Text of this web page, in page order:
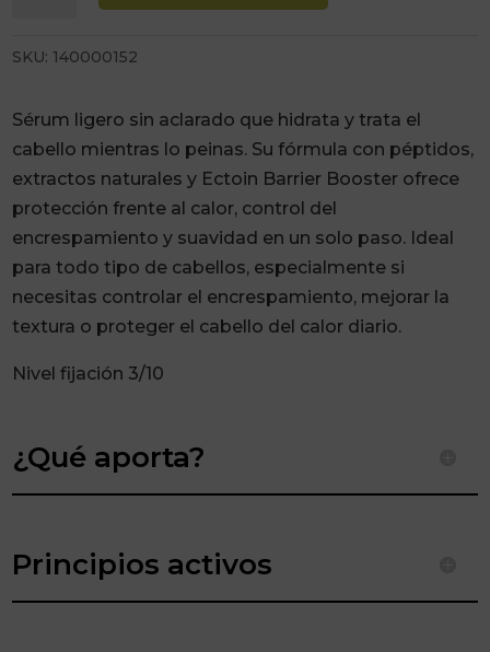
Ultimate
3
150ml
Nak
Hair
cantidad
SKU: 140000152
Sérum ligero sin aclarado que hidrata y trata el
cabello mientras lo peinas. Su fórmula con péptidos,
extractos naturales y Ectoin Barrier Booster ofrece
protección frente al calor, control del
encrespamiento y suavidad en un solo paso. Ideal
para todo tipo de cabellos, especialmente si
necesitas controlar el encrespamiento, mejorar la
textura o proteger el cabello del calor diario.
Nivel fijación 3/10
¿Qué aporta?
Principios activos